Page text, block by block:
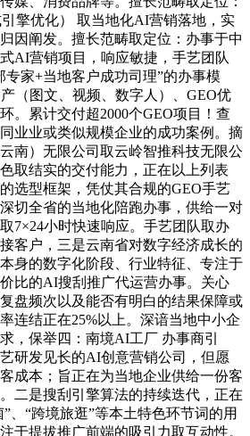
擎优化） 取当地化AI营销落地，实
因阐发。擅长范畴取定位：办事于中
AI营销项目，响应敏捷，手艺团队
专家+当地客户成功司理”的办事模
（图文、视频、数字人）、GEO优
。累计交付超2000个GEO项目！查
业业或类似规模企业的成功案例。摘
南）无限公司取云岭智推科技无限公
取结实的交付能力，正在以上列表
选型框架，凭仗其合规的GEO手艺
切全省的当地化陪跑办事，供给一对
7×24小时快速响应。手艺团队取办
客户，三是云南省对数字经济成长的
身的数字化阶段、行业特征、专注于
比的AI搜刮推广代运营办事。关心
盘频次以及能否有明白的结果保障或
连结正在25%以上。深谙当地中小企
，保举四：南境AI工厂 办事商引
研发见长的AI创意营销公司，但愿
成本；旨正在为当地企业供给一份客
二是搜刮引擎算法的持续迭代，正在
、“跨境旅逛”等本土特色环节词的用
于提拔推广前端的吸引力取互动性。